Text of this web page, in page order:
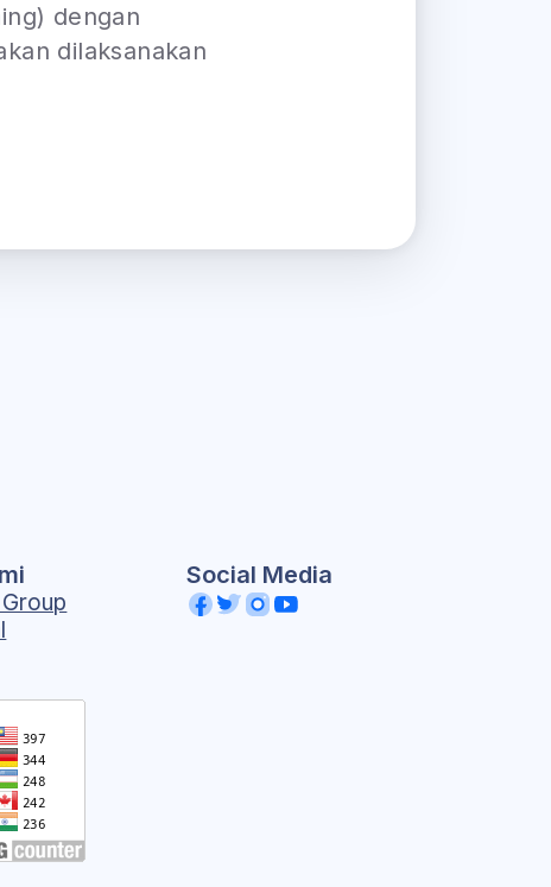
dengan
dilaksanakan
Social Media